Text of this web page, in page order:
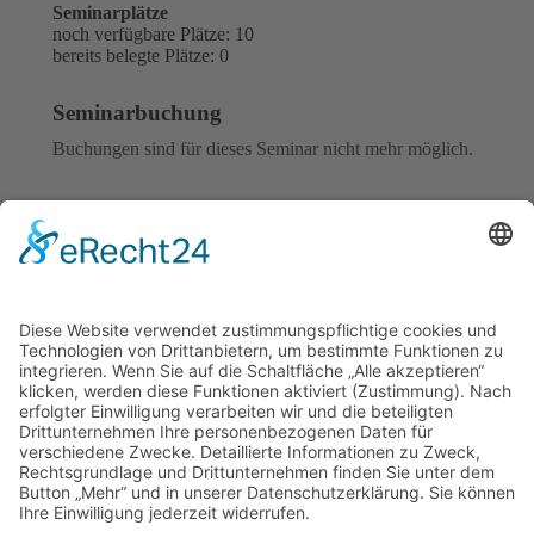
Seminarplätze
noch verfügbare Plätze: 10
bereits belegte Plätze: 0
Seminarbuchung
Buchungen sind für dieses Seminar nicht mehr möglich.